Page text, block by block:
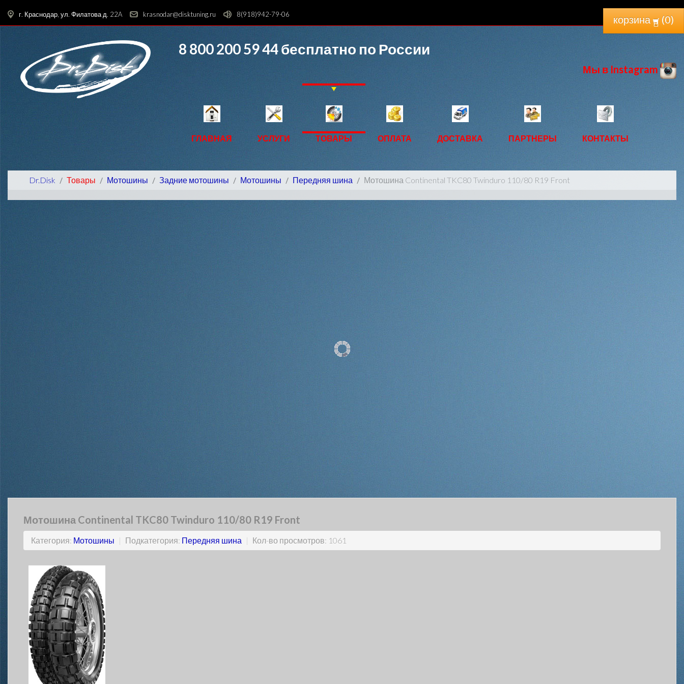
г. Краснодар, ул. Филатова д. 22A krasnodar@disktuning.ru 8(918)942-79-06 корзина (0)
8 800 200 59 44бесплатно по России
Мы в Instagram
ГЛАВНАЯ УСЛУГИ ТОВАРЫ ОПЛАТА ДОСТАВКА ПАРТНЕРЫ КОНТАКТЫ
Dr.Disk Товары Мотошины Задние мотошины Мотошины Передняя шина Мотошина Continental TKC80 Twinduro 110/80 R19 Front
Мотошина Continental TKC80 Twinduro 110/80 R19 Front
Категория: Мотошины | Подкатегория: Передняя шина | Кол-во просмотров: 1061